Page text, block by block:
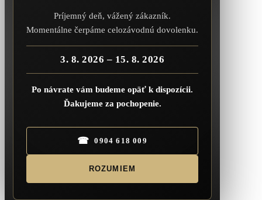
Príjemný deň, vážený zákazník.
Momentálne čerpáme celozávodnú dovolenku.
3. 8. 2026 – 15. 8. 2026
Po návrate vám budeme opäť k dispozícii.
Ďakujeme za pochopenie.
☎ 0904 618 009
ROZUMIEM